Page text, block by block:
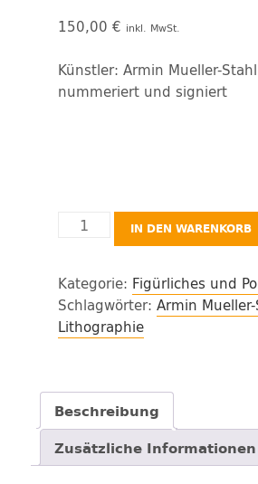
150,00 € inkl. MwSt.
Künstler: Armin Mueller-Stahl
nummeriert und signiert
"Harry
IN DEN WARENKORB
Kategorie: Figürliches und
Schlagwörter: Armin
Lithographie
Beschreibung
Zusätzliche Informationen